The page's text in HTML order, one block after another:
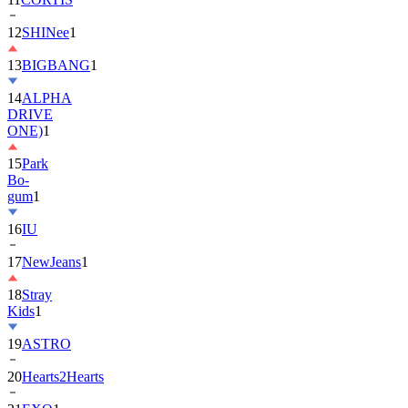
12SHINee1
13BIGBANG1
14ALPHA
DRIVE
ONE)1
15Park
Bo-
gum1
16IU
17NewJeans1
18Stray
Kids1
19ASTRO
20Hearts2Hearts